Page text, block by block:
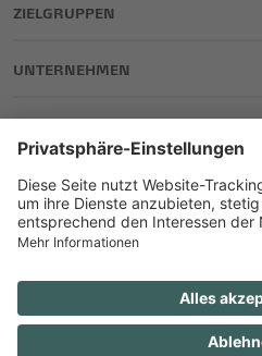
ZIELGRUPPEN
UNTERNEHMEN